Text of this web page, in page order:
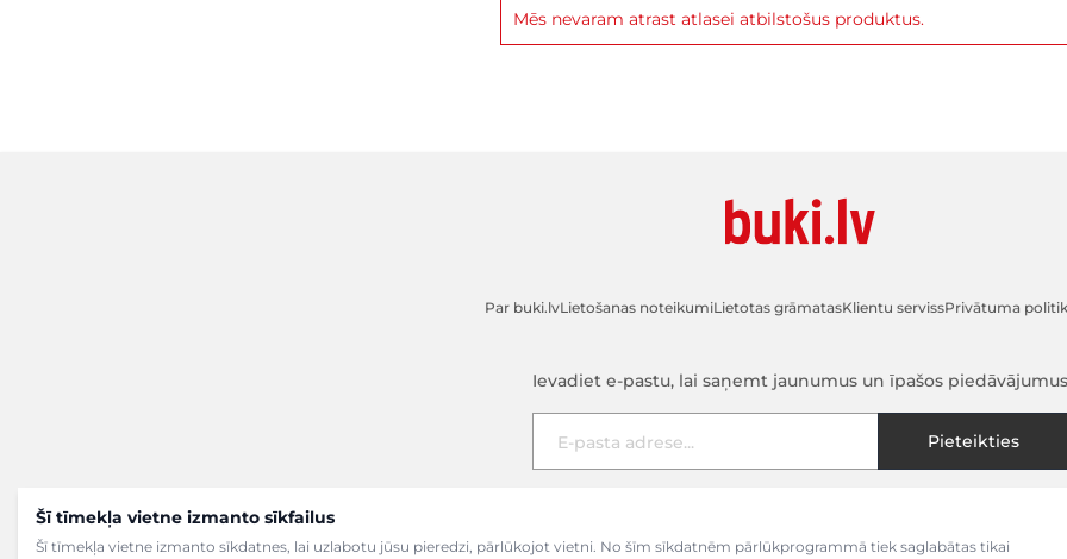
Šī tīmekļa vietne izmanto sīkfailus
Šī tīmekļa vietne izmanto sīkdatnes, lai uzlabotu jūsu pieredzi, pārlūkojot vietni. No šīm sīkdatnēm pārlūkprogrammā tiek saglabātas tikai
Mēs nevaram atrast atlasei atbilstošus produktus.
Par buki.lvLietošanas noteikumiLietotas grāmatasKlientu servissPrivātuma
Ievadiet e-pastu, lai saņemt jaunumus un īpašos piedāvājumus
Pieteikties